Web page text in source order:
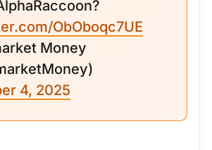
ObOboqc7UE
Money
4, 2025